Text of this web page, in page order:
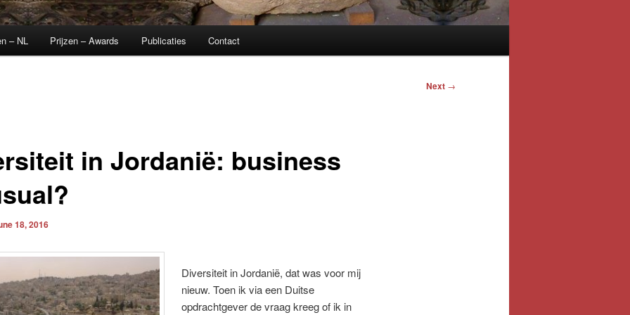
– NL Prijzen – Awards Publicaties Contact
Next →
in Jordanië: business
18, 2016
Diversiteit in Jordanië, dat was voor mij
nieuw. Toen ik via een Duitse
opdrachtgever de vraag kreeg of ik in